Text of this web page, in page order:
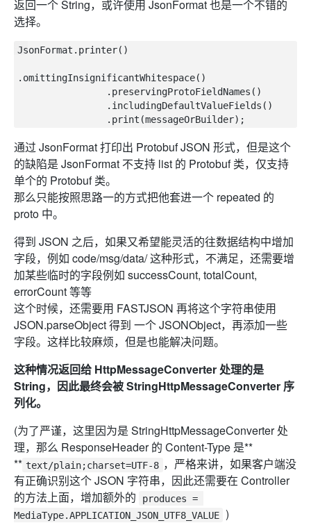
返回一个 String，或许使用 JsonFormat 也是一个不错的
选择。
JsonFormat.printer()
.omittingInsignificantWhitespace()
通过 JsonFormat 打印出 Protobuf JSON 形式，但是这个
的缺陷是 JsonFormat 不支持 list 的 Protobuf 类，仅支持
单个的 Protobuf 类。
那么只能按照思路一的方式把他套进一个 repeated 的
proto 中。
得到 JSON 之后，如果又希望能灵活的往数据结构中增加
字段，例如 code/msg/data/ 这种形式，不满足，还需要增
加某些临时的字段例如 successCount, totalCount,
errorCount 等等
这个时候，还需要用 FASTJSON 再将这个字符串使用
JSON.parseObject 得到 一个 JSONObject，再添加一些
字段。这样比较麻烦，但是也能解决问题。
这种情况返回给 HttpMessageConverter 处理的是
String，因此最终会被 StringHttpMessageConverter 序
列化。
(为了严谨，这里因为是 StringHttpMessageConverter 处
理，那么 ResponseHeader 的 Content-Type 是**
** text/plain;charset=UTF-8 ，严格来讲，如果客户端没
有正确识别这个 JSON 字符串，因此还需要在 Controller
的方法上面，增加额外的
produces =
MediaType.APPLICATION_JSON_UTF8_VALUE )